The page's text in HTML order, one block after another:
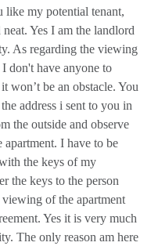
like my potential tenant,
Yes I am the landlord
As regarding the viewing
don't have anyone to
won’t be an obstacle. You
address i sent to you in
the outside and observe
I have to be
the keys of my
the keys to the person
of the apartment
Yes it is very much
The only reason am here